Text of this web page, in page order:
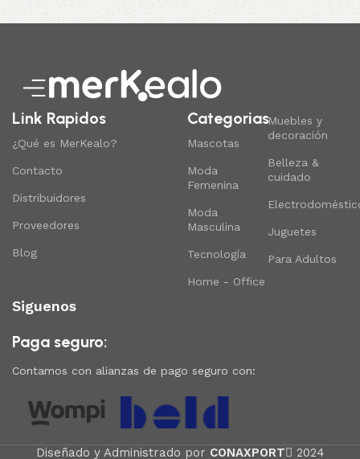
Link Rapidos
¿Qué es MerKealo?
Contacto
Distribuidores
Proveedores
Blog
Categorias
Mascotas
Moda
Femenina
Moda
Masculina
Tecnología
Home - Office
Muebles y
decoración
Belleza &
cuidado
Juguetes
Para Adultos
Siguenos
Paga seguro:
Contamos con alianzas de pago seguro con:
Diseñado y Administrado por CONAXPORT 2024